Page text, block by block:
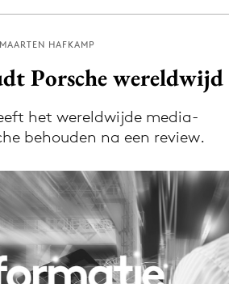
Download de app
nieuws via de Adformatie
MAARTEN HAFKAMP
Porsche wereldwijd
het wereldwijde media-
behouden na een review.